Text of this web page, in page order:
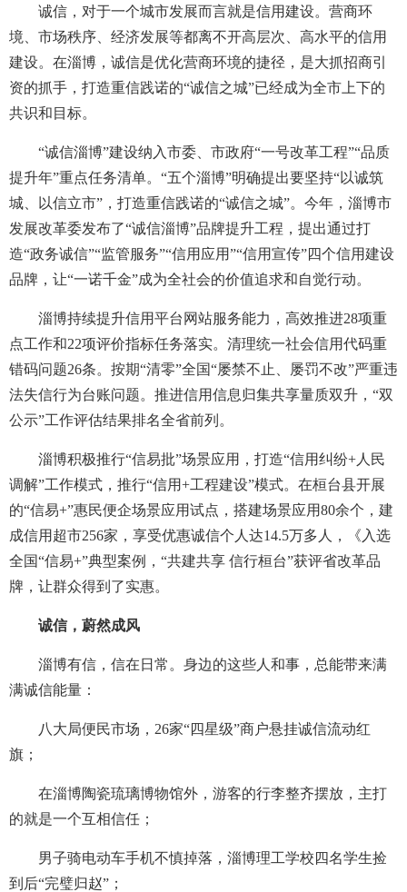
诚信，对于一个城市发展而言就是信用建设。营商环
境、市场秩序、经济发展等都离不开高层次、高水平的信用
建设。在淄博，诚信是优化营商环境的捷径，是大抓招商引
资的抓手，打造重信践诺的“诚信之城”已经成为全市上下的
共识和目标。
“诚信淄博”建设纳入市委、市政府“一号改革工程”“品质
提升年”重点任务清单。“五个淄博”明确提出要坚持“以诚筑
城、以信立市”，打造重信践诺的“诚信之城”。今年，淄博市
发展改革委发布了“诚信淄博”品牌提升工程，提出通过打
造“政务诚信”“监管服务”“信用应用”“信用宣传”四个信用建设
品牌，让“一诺千金”成为全社会的价值追求和自觉行动。
淄博持续提升信用平台网站服务能力，高效推进28项重
点工作和22项评价指标任务落实。清理统一社会信用代码重
错码问题26条。按期“清零”全国“屡禁不止、屡罚不改”严重违
法失信行为台账问题。推进信用信息归集共享量质双升，“双
公示”工作评估结果排名全省前列。
淄博积极推行“信易批”场景应用，打造“信用纠纷+人民
调解”工作模式，推行“信用+工程建设”模式。在桓台县开展
的“信易+”惠民便企场景应用试点，搭建场景应用80余个，建
成信用超市256家，享受优惠诚信个人达14.5万多人，《入选
全国“信易+”典型案例，“共建共享 信行桓台”获评省改革品
牌，让群众得到了实惠。
诚信，蔚然成风
淄博有信，信在日常。身边的这些人和事，总能带来满
满诚信能量：
八大局便民市场，26家“四星级”商户悬挂诚信流动红
旗；
在淄博陶瓷琉璃博物馆外，游客的行李整齐摆放，主打
的就是一个互相信任；
男子骑电动车手机不慎掉落，淄博理工学校四名学生捡
到后“完璧归赵”；